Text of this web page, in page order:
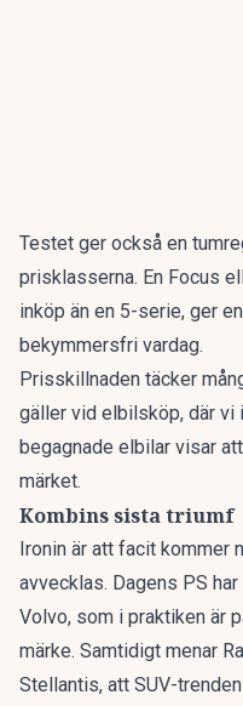
Testet ger också en
prisklasserna. En Focus
inköp än en 5-serie, ger
bekymmersfri vardag.
Prisskillnaden täcker
gäller vid elbilsköp, där vi
begagnade elbilar visar
märket.
Kombins sista triumf
Ironin är att facit kommer
avvecklas. Dagens PS
Volvo, som i praktiken är
märke. Samtidigt menar
Stellantis, att SUV-